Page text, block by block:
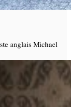
anglais Michael